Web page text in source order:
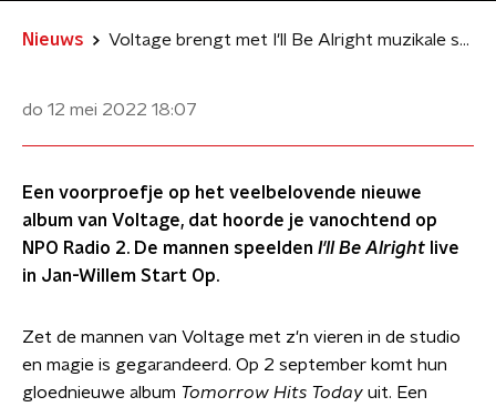
Nieuws Voltage brengt met I'll Be Alright muzikale schouder om op te steunen
do 12 mei 2022 18:07
Een voorproefje op het veelbelovende nieuwe
album van Voltage, dat hoorde je vanochtend op
NPO Radio 2. De mannen speelden I'll Be Alright live
in Jan-Willem Start Op.
Zet de mannen van Voltage met z'n vieren in de studio
en magie is gegarandeerd. Op 2 september komt hun
gloednieuwe album Tomorrow Hits Today uit. Een